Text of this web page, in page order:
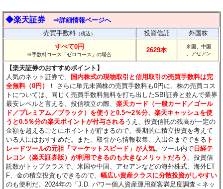
◆楽天証券
⇒詳細情報ページへ
売買手数料（税込） 投資信託
外国株
すべて0円
※手数料コース「ゼロコース」の場合
2629本
米国、中国
、アセアン
【楽天証券のおすすめポイント】
人気のネット証券で、
国内株式の現物取引と信用取引の売買手数料は完
全無料（0円）
！ さらに単元未満株の売買手数料も0円に。株の売買コス
トについては、同じく売買手数料無料を打ち出したSBI証券と並んで業界
最安レベルと言える。投信積立の際、楽天カード（一般カード／ゴール
ド／プレミアム／ブラック）を使うと0.5〜2％分、楽天キャッシュを使
うと0.5％分の楽天ポイントが付与される うえ、投資信託の残高が一定の
金額を超えるごとにポイントが貯まるので、長期的に積立投資を考えて
いる人にはおすすめだ。また、取引から情報収集、入出金までできる ト
レードツールの元祖「マーケットスピード」が人気。ツール内で 日経テ
レコン（楽天証券版）が利用できるのも大きなメリットだろう 。投資信
託数がトップクラスで、米国や中国、アセアンなどの海外株式、海外ET
F、金の積立投資もできるので、幅広い資産クラスに分散投資がしやすい
のも便利だ。2024年の「J.D. パワー個人資産運用顧客満足度調査＜ネッ